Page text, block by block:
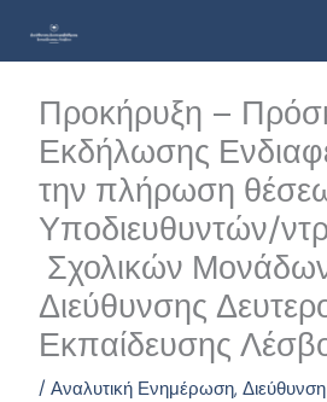
Προκήρυξη –
Εκδήλωσης
την πλήρωση
Υποδιευθυντών/
Σχολικών
Διεύθυνσης
Εκπαίδευσης
/Αναλυτική Ενημέρωση,Διεύθυνση